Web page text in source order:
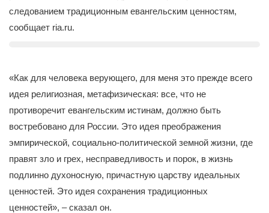
следованием традиционным евангельским ценностям,
сообщает ria.ru.
«Как для человека верующего, для меня это прежде всего
идея религиозная, метафизическая: все, что не
противоречит евангельским истинам, должно быть
востребовано для России. Это идея преображения
эмпирической, социально-политической земной жизни, где
правят зло и грех, несправедливость и порок, в жизнь
подлинно духоносную, причастную царству идеальных
ценностей. Это идея сохранения традиционных
ценностей», – сказал он.